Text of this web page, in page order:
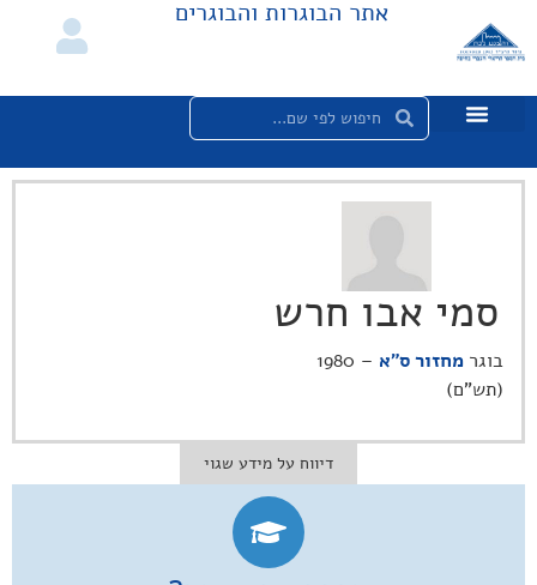
אתר הבוגרות והבוגרים
סמי אבו חרש
בוגר מחזור ס"א
– 1980
(תש"ם)
דיווח על מידע שגוי